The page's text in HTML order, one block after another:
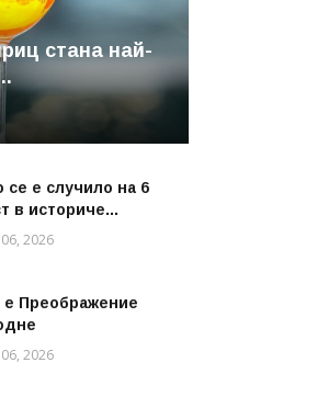
стана най-
се е случило на 6
в историче...
06, 2026
е Преображение
06, 2026